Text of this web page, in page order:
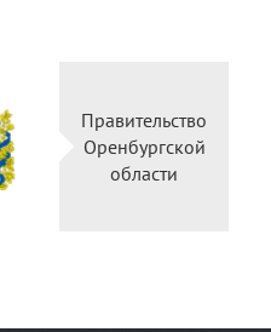
Правительство
Оренбургской
области